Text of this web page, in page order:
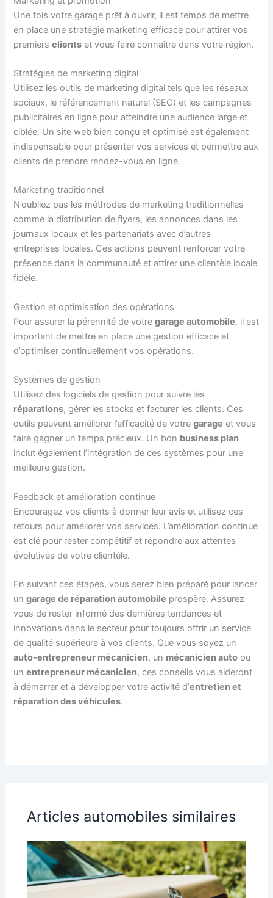
Une fois votre garage prêt à ouvrir, il est temps de mettre
en place une stratégie marketing efficace pour attirer vos
premiersclients et vous faire connaître dans votre région.
Stratégies de marketing digital
Utilisez les outils de marketing digital tels que les réseaux
sociaux, le référencement naturel (SEO) et les campagnes
publicitaires en ligne pour atteindre une audience large et
ciblée. Un site web bien conçu et optimisé est également
indispensable pour présenter vos services et permettre aux
clients de prendre rendez-vous en ligne.
Marketing traditionnel
N’oubliez pas les méthodes de marketing traditionnelles
comme la distribution de flyers, les annonces dans les
journaux locaux et les partenariats avec d’autres
entreprises locales. Ces actions peuvent renforcer votre
présence dans la communauté et attirer une clientèle locale
fidèle.
Gestion et optimisation des opérations
Pour assurer la pérennité de votregarage automobile, il est
important de mettre en place une gestion efficace et
d’optimiser continuellement vos opérations.
Systèmes de gestion
Utilisez des logiciels de gestion pour suivre les
réparations, gérer les stocks et facturer les clients. Ces
outils peuvent améliorer l’efficacité de votregarage et vous
faire gagner un temps précieux. Un bon business plan
inclut également l’intégration de ces systèmes pour une
meilleure gestion.
Feedback et amélioration continue
Encouragez vos clients à donner leur avis et utilisez ces
retours pour améliorer vos services. L’amélioration continue
est clé pour rester compétitif et répondre aux attentes
évolutives de votre clientèle.
En suivant ces étapes, vous serez bien préparé pour lancer
ungarage de réparation automobile prospère. Assurez-
vous de rester informé des dernières tendances et
innovations dans le secteur pour toujours offrir un service
de qualité supérieure à vos clients. Que vous soyez un
auto-entrepreneur mécanicien, un mécanicien auto ou
unentrepreneur mécanicien, ces conseils vous aideront
à démarrer et à développer votre activité d’entretien et
réparation des véhicules.
Articles automobiles similaires